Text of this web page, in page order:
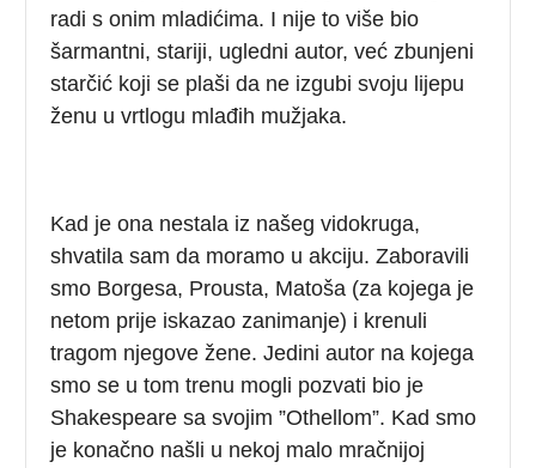
radi s onim mladićima. I nije to više bio
šarmantni, stariji, ugledni autor, već zbunjeni
starčić koji se plaši da ne izgubi svoju lijepu
ženu u vrtlogu mlađih mužjaka.
Kad je ona nestala iz našeg vidokruga,
shvatila sam da moramo u akciju. Zaboravili
smo Borgesa, Prousta, Matoša (za kojega je
netom prije iskazao zanimanje) i krenuli
tragom njegove žene. Jedini autor na kojega
smo se u tom trenu mogli pozvati bio je
Shakespeare sa svojim ”Othellom”. Kad smo
je konačno našli u nekoj malo mračnijoj